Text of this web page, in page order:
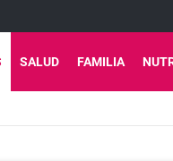
SALUD FAMILIA